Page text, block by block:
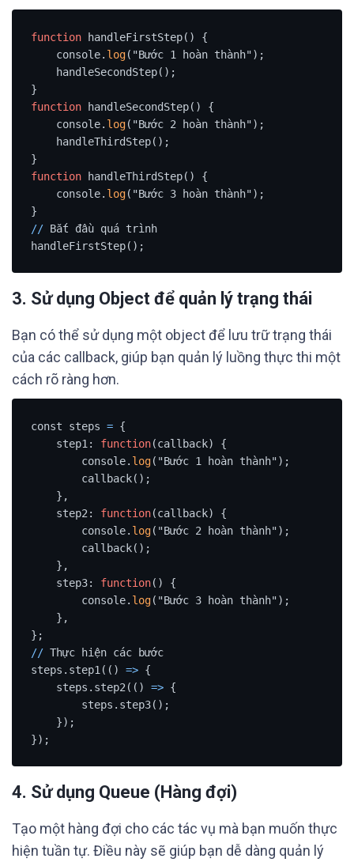
function handleFirstStep() {
    console.
log("Bước 1 hoàn thành");
function handleSecondStep() {
    console.
log("Bước 2 hoàn thành");
function handleThirdStep() {
    console.
log("Bước 3 hoàn thành");
// Bắt đầu quá trình
handleFirstStep();
3. Sử dụng Object để quản lý trạng thái
Bạn có thể sử dụng một object để lưu trữ trạng thái
của các callback, giúp bạn quản lý luồng thực thi một
cách rõ ràng hơn.
const steps = {
    step1:
function(callback) {
        console.
log("Bước 1 hoàn thành");
    step2:
function(callback) {
        console.
log("Bước 2 hoàn thành");
    step3:
function() {
        console.
log("Bước 3 hoàn thành");
// Thực hiện các bước
steps.step1(() => {
    steps.step2(()
=> {
});
4. Sử dụng Queue (Hàng đợi)
Tạo một hàng đợi cho các tác vụ mà bạn muốn thực
hiện tuần tự. Điều này sẽ giúp bạn dễ dàng quản lý